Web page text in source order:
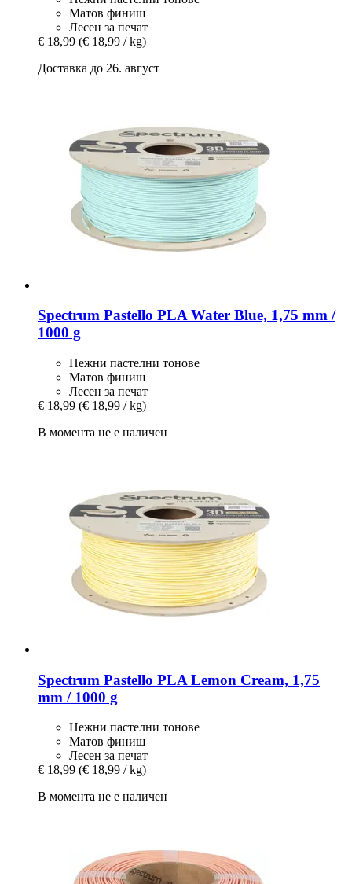
Матов финиш
Лесен за печат
€ 18,99 (€ 18,99 / kg)
Доставка до 26. август
Spectrum Pastello PLA Water Blue, 1,75 mm /
1000 g
Нежни пастелни тонове
Матов финиш
Лесен за печат
€ 18,99 (€ 18,99 / kg)
В момента не е наличен
Spectrum Pastello PLA Lemon Cream, 1,75
mm / 1000 g
Нежни пастелни тонове
Матов финиш
Лесен за печат
€ 18,99 (€ 18,99 / kg)
В момента не е наличен